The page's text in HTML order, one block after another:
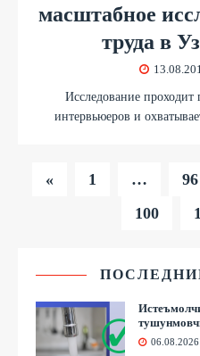
масштабное
труда в
Исследование проходит
интервьюеров и
« 1 … 96
100
06.08.2026